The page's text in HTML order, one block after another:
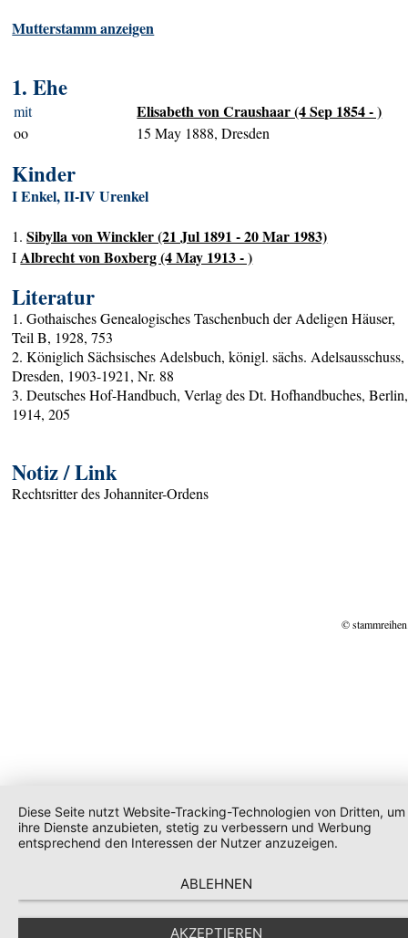
Mutterstamm anzeigen
1. Ehe
mit Elisabeth von Craushaar (4 Sep 1854 - )
oo 15 May 1888, Dresden
Kinder
I Enkel, II-IV Urenkel
1.Sibylla von Winckler (21 Jul 1891 - 20 Mar 1983)
IAlbrecht von Boxberg (4 May 1913 - )
Literatur
1. Gothaisches Genealogisches Taschenbuch der Adeligen Häuser,
Teil B, 1928, 753
2. Königlich Sächsisches Adelsbuch, königl. sächs. Adelsausschuss,
Dresden, 1903-1921, Nr. 88
3. Deutsches Hof-Handbuch, Verlag des Dt. Hofhandbuches, Berlin,
1914, 205
Notiz / Link
Rechtsritter des Johanniter-Ordens
©
Diese Seite nutzt Website-Tracking-Technologien von Dritten, um
ihre Dienste anzubieten, stetig zu verbessern und Werbung
entsprechend den Interessen der Nutzer anzuzeigen.
ABLEHNEN
AKZEPTIEREN